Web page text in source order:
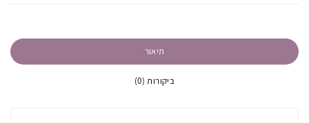
תיאור
ביקורות (0)